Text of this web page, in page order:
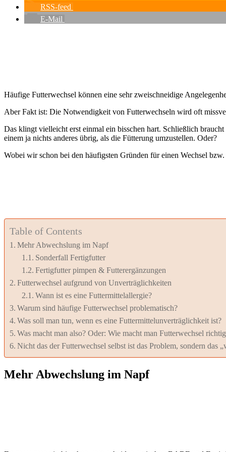
RSS-feed
E-Mail
Häufige Futterwechsel können eine sehr zweischneidige
Aber Fakt ist: Die Notwendigkeit von Futterwechseln wird oft
Das klingt vielleicht erst einmal ein bisschen hart. Schließlich
einem ja nichts anderes übrig, als die Fütterung umzustellen. Oder?
Wobei wir schon bei den häufigsten Gründen für einen Wechsel
Table of Contents
Mehr Abwechslung im Napf
Sonderfall Fertigfutter
Fertigfutter pimpen & Futterergänzungen
Futterwechsel aufgrund von Unverträglichkeiten
Wann ist es eine Futtermittelallergie?
Warum sind häufige Futterwechsel problematisch?
Was soll man tun, wenn es eine Futtermittelunverträglichkeit ist?
Was macht man also? Oder: Wie macht man Futterwechsel
Nicht das der Futterwechsel selbst ist das Problem, sondern das
Mehr Abwechslung im Napf